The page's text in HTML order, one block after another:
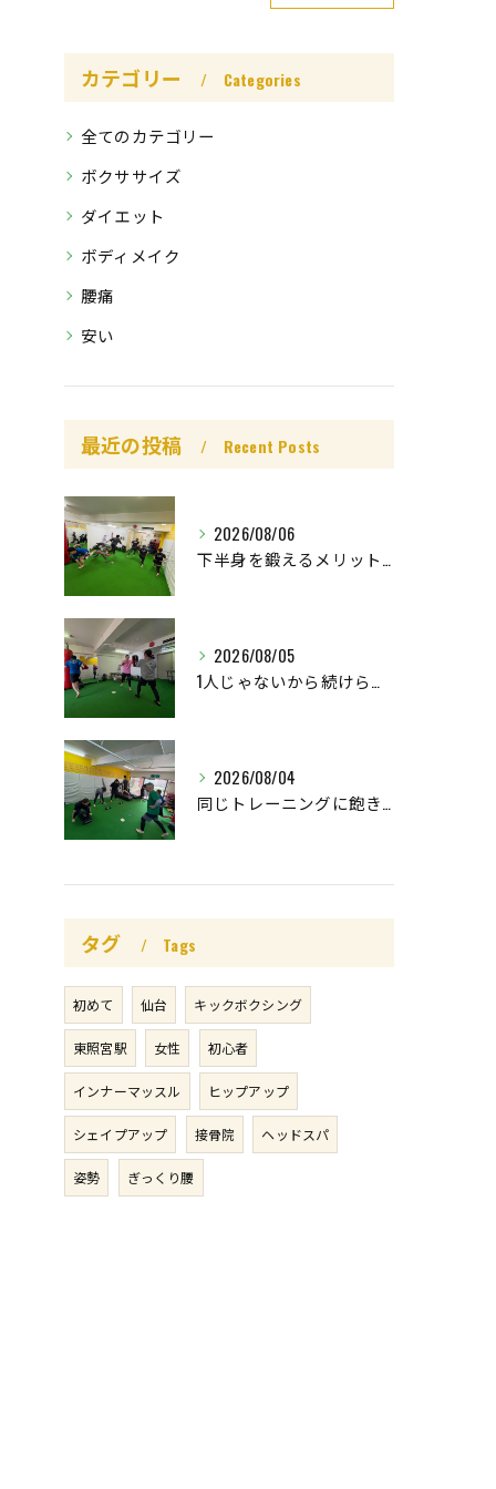
カテゴリー Categories
全てのカテゴリー
ボクササイズ
ダイエット
ボディメイク
腰痛
安い
最近の投稿 Recent Posts
2026/08/06
下半身を鍛えるメリットはたくさん🤩
2026/08/05
1人じゃないから続けられる👌
2026/08/04
同じトレーニングに飽きていませんか🚨⁉️
タグ Tags
初めて 仙台 キックボクシング
東照宮駅 女性 初心者
インナーマッスル ヒップアップ
シェイプアップ 接骨院 ヘッドスパ
姿勢 ぎっくり腰